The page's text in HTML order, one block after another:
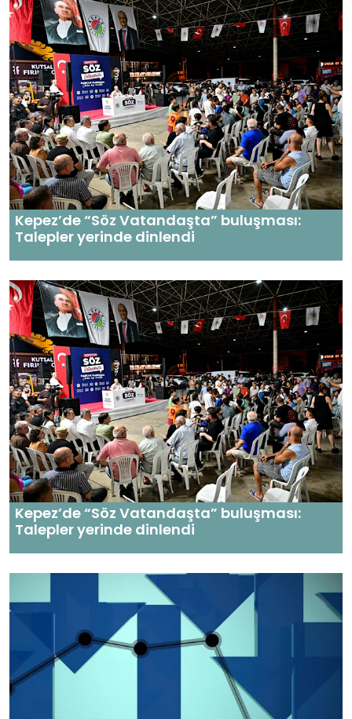
Kepez’de “Söz Vatandaşta” buluşması:
Talepler yerinde dinlendi
Kepez’de “Söz Vatandaşta” buluşması:
Talepler yerinde dinlendi